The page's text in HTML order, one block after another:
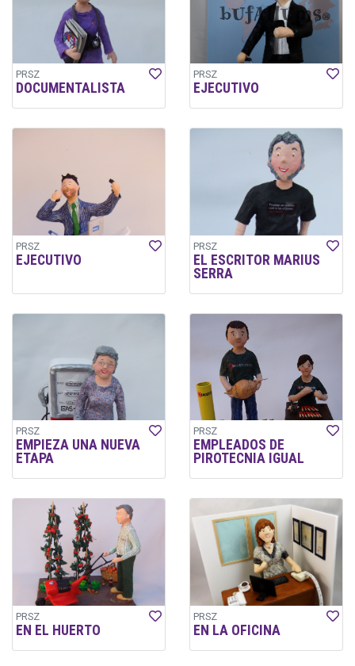
PRSZ
DOCUMENTALISTA
PRSZ
EJECUTIVO
PRSZ
EJECUTIVO
PRSZ
EL ESCRITOR MARIUS
SERRA
PRSZ
EMPIEZA UNA NUEVA
ETAPA
PRSZ
EMPLEADOS DE
PIROTECNIA IGUAL
PRSZ
EN EL HUERTO
PRSZ
EN LA OFICINA